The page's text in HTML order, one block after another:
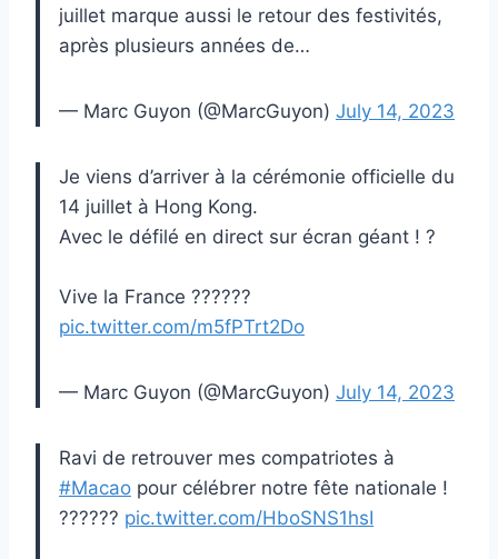
juillet marque aussi le retour des festivités,
après plusieurs années de…
— Marc Guyon (@MarcGuyon) July 14, 2023
Je viens d’arriver à la cérémonie officielle du
14 juillet à Hong Kong.
Avec le défilé en direct sur écran géant ! ?
Vive la France ??????
pic.twitter.com/m5fPTrt2Do
— Marc Guyon (@MarcGuyon) July 14, 2023
Ravi de retrouver mes compatriotes à
#Macao pour célébrer notre fête nationale !
?????? pic.twitter.com/HboSNS1hsI